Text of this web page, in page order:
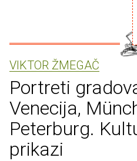
VIKTOR ŽMEGAČ
Portreti
Venecija,
Peterburg.
prikazi